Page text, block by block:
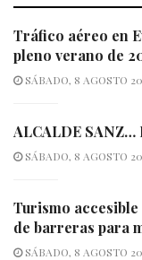
Tráfico aéreo en
pleno verano de
SÁBADO, 8 AGOSTO
ALCALDE SANZ…
SÁBADO, 8 AGOSTO
Turismo
de barreras para
SÁBADO, 8 AGOSTO